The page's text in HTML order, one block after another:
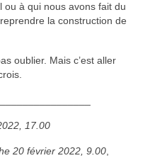
ou à qui nous avons fait du
la construction de
oublier. Mais c’est aller
17.00
20 février 2022, 9.00